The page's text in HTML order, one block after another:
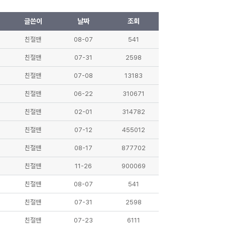
글쓴이 날짜 조회
친절맨 08-07 541
친절맨 07-31 2598
친절맨 07-08 13183
친절맨 06-22 310671
친절맨 02-01 314782
친절맨 07-12 455012
친절맨 08-17 877702
친절맨 11-26 900069
친절맨 08-07 541
친절맨 07-31 2598
친절맨 07-23 6111